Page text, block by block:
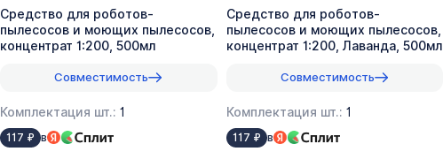
Средство для роботов-
пылесосов и моющих пылесосов,
концентрат 1:200, 500мл
Совместимость
Комплектация шт.: 1
117 ₽ в
Средство для роботов-
пылесосов и моющих пылесосов,
концентрат 1:200, Лаванда, 500мл
Совместимость
Комплектация шт.: 1
117 ₽ в